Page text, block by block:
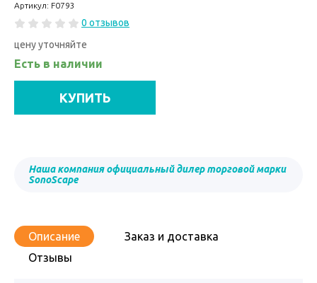
Артикул: F0793
0 отзывов
цену уточняйте
Есть в наличии
КУПИТЬ
Наша компания официальный дилер торговой марки
SonoScape
Описание
Заказ и доставка
Отзывы